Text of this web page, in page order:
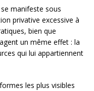
manifeste sous
privative excessive à
bien que
un même effet : la
qui lui appartiennent
les plus visibles